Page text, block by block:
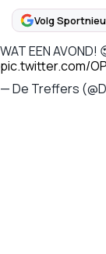
Volg
WAT EEN AVOND!
pic.twitter.com/
— De Treffers